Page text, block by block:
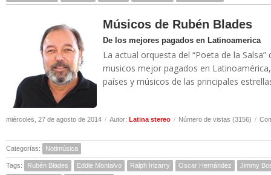
Músicos de Rubén Blades
De los mejores pagados en Latinoamerica
La actual orquesta del “Poeta de la
musicos mejor pagados en
países y músicos de las principales
miércoles, 27 de agosto de 2014 / Autor: Latina stereo / Número de vistas (3156) /
Categorías: Notimúsica
Tags: Rubén Blades Eddie Montalvo Ralph Irizarry Oscar Hernández
Jimmy